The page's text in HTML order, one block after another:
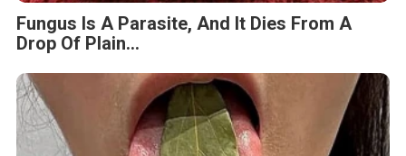
Fungus Is A Parasite, And It Dies From A
Drop Of Plain...